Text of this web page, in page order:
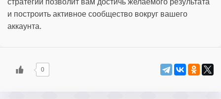
стратегий позволит вам достичь желаемого результата
и построить активное сообщество вокруг вашего
аккаунта.
0